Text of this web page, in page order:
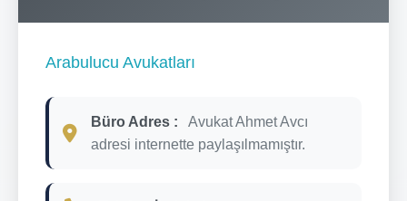
Arabulucu Avukatları
Büro Adres :
Avukat Ahmet Avcı
adresi internette paylaşılmamıştır.